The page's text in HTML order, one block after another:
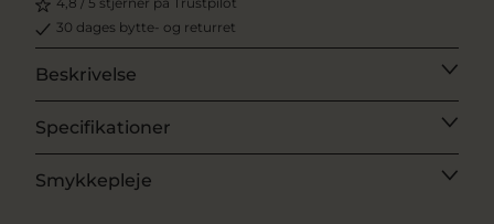
30 dages bytte- og returret
Beskrivelse
Specifikationer
Smykkepleje